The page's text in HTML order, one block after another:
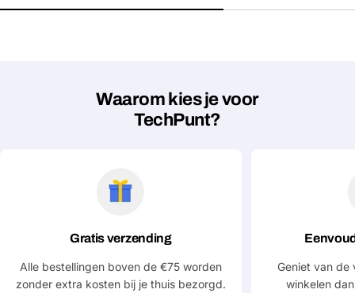
bericht
Verstuur vraag
Waarom kies je voor
TechPunt?
Gratis verzending
Alle bestellingen boven de €75 worden
zonder extra kosten bij je thuis bezorgd.
Geniet van de
winkelen